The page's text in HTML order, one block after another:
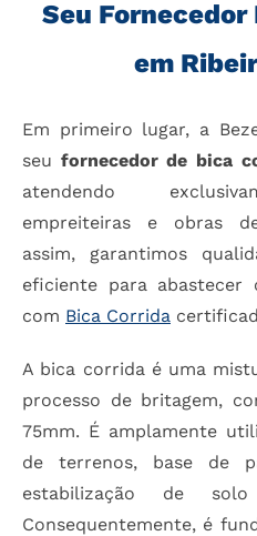
Seu Fornecedor
em
Em primeiro lugar, a
seu fornecedor de bica
atendendo
empreiteiras e obras
assim, garantimos
eficiente para
com Bica Corrida
A bica corrida é uma
processo de britagem,
75mm. É amplamente
de terrenos, base de
estabilização de
Consequentemente, é